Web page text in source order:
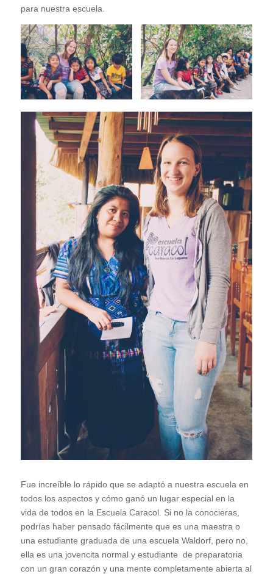
para nuestra escuela.
Fue increíble lo rápido que se adaptó a nuestra escuela en
todos los aspectos y cómo ganó un lugar especial en la
vida de todos en la Escuela Caracol. Si no la conocieras,
podrías haber pensado fácilmente que es una maestra o
una estudiante graduada de una escuela Waldorf, pero no,
ella es una jovencita normal y estudiante de preparatoria
con un gran corazón y una mente completamente abierta al